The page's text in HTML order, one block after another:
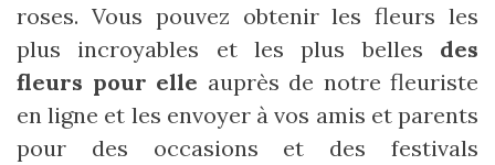
roses. Vous pouvez obtenir les fleurs les
plus incroyables et les plus belles des
fleurs pour elle auprès de notre fleuriste
en ligne et les envoyer à vos amis et parents
pour des occasions et des festivals